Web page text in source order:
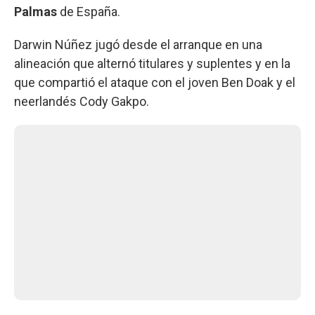
Palmas de España.
Darwin Núñez jugó desde el arranque en una
alineación que alternó titulares y suplentes y en la
que compartió el ataque con el joven Ben Doak y el
neerlandés Cody Gakpo.